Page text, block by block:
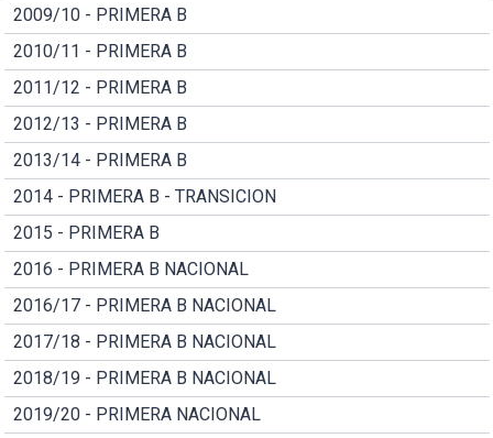
2009/10 - PRIMERA B
2010/11 - PRIMERA B
2011/12 - PRIMERA B
2012/13 - PRIMERA B
2013/14 - PRIMERA B
2014 - PRIMERA B - TRANSICION
2015 - PRIMERA B
2016 - PRIMERA B NACIONAL
2016/17 - PRIMERA B NACIONAL
2017/18 - PRIMERA B NACIONAL
2018/19 - PRIMERA B NACIONAL
2019/20 - PRIMERA NACIONAL